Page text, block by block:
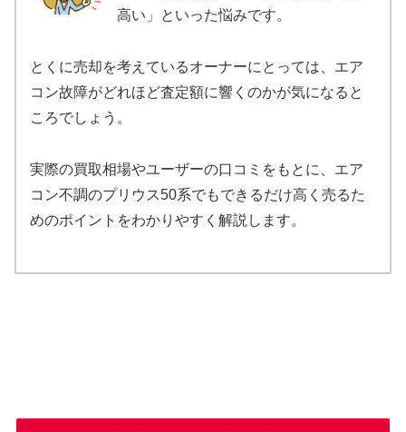
高い」といった悩みです。
とくに売却を考えているオーナーにとっては、エア
コン故障がどれほど査定額に響くのかが気になると
ころでしょう。
実際の買取相場やユーザーの口コミをもとに、エア
コン不調のプリウス50系でもできるだけ高く売るた
めのポイントをわかりやすく解説します。